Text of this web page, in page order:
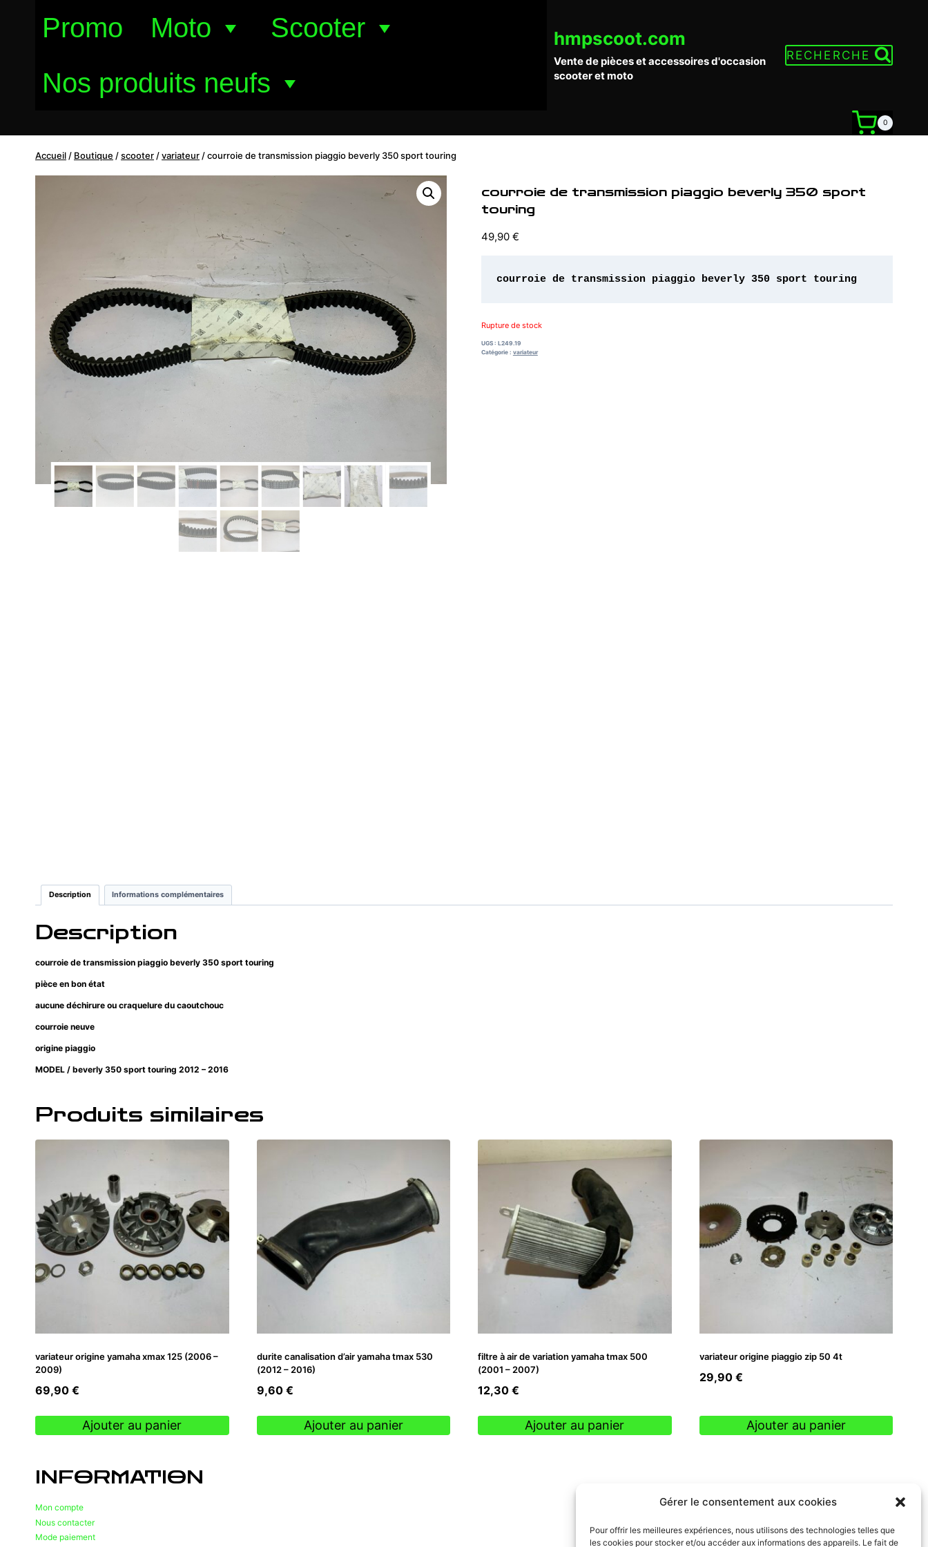
Gérer le consentement aux cookies
Pour offrir les meilleures expériences, nous utilisons des technologies telles que
les cookies pour stocker et/ou accéder aux informations des appareils. Le fait de
Promo Moto
Scooter
Nos produits neufs
hmpscoot.com
Vente de pièces et accessoires d'occasion
scooter et moto
RECHERCHE
0
Accueil / Boutique /scooter /variateur /courroie de transmission piaggio beverly 350 sport touring
courroie de transmission piaggio beverly 350 sport
touring
49,90 €
courroie de transmission piaggio beverly 350 sport touring
Rupture de stock
UGS : L249.19
Catégorie : variateur
Description Informations complémentaires
Description
courroie de transmission piaggio beverly 350 sport touring
pièce en bon état
aucune déchirure ou craquelure du caoutchouc
courroie neuve
origine piaggio
MODEL / beverly 350 sport touring 2012 – 2016
Produits similaires
variateur origine yamaha xmax 125 (2006 –
2009)
69,90 €
Ajouter au panier
durite canalisation d’air yamaha tmax 530
(2012 – 2016)
9,60 €
Ajouter au panier
filtre à air de variation yamaha tmax 500
(2001 – 2007)
12,30 €
Ajouter au panier
variateur origine piaggio zip 50 4t
29,90 €
Ajouter au panier
INFORMATION
Mon compte
Nous contacter
Mode paiement